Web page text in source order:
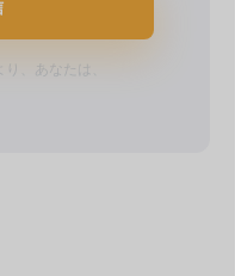
、あなたは、